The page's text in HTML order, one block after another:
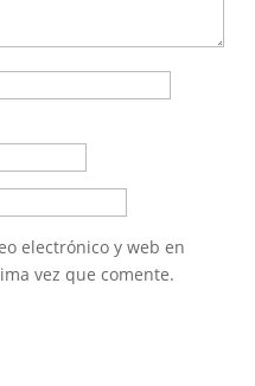
electrónico y web en
vez que comente.